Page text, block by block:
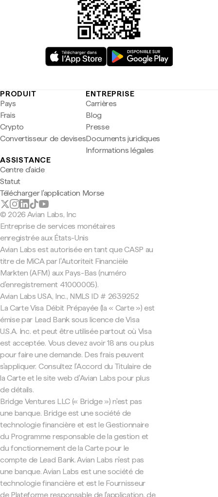
PRODUIT
Pays
Frais
Crypto
Convertisseur de devises
ENTREPRISE
Carrières
Blog
Presse
Documents juridiques
Informations légales
ASSISTANCE
Centre d'aide
Statut
Télécharger l'application Morse
© 2026 Avian Labs, Inc
Entreprise de services monétaires
enregistrée aux États-Unis
Avian Labs est autorisée en tant que CASP au
titre de MiCA par l'Autoriteit Financiële
Markten (AFM) aux Pays-Bas (numéro
d'enregistrement 41000005).
Avian Labs USA, Inc., NMLS ID # 2639252
La Carte Visa Débit Prépayée (la « Carte ») est
émise par Lead Bank sous licence de Visa
U.S.A. Inc. et peut être utilisée partout où Visa
est acceptée. Vous devez avoir 18 ans ou plus
pour faire une demande. Des frais peuvent
s'appliquer. Consultez l'Accord du Titulaire de
la Carte et le site web d'Avian Labs pour plus
de détails.
Bridge Ventures LLC (« Bridge ») n'est pas
une banque. Bridge est une société de
technologie financière et est le Gestionnaire
du Programme responsable de la gestion et
du fonctionnement de la Carte pour le
compte de Lead Bank. Avian Labs n'est pas
une banque. Avian Labs est une société de
technologie financière et est le Fournisseur
de Plateforme responsable de l'application, de